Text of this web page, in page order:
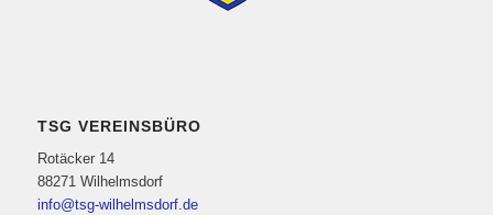
TSG VEREINSBÜRO
Rotäcker 14
88271 Wilhelmsdorf
info@tsg-wilhelmsdorf.de